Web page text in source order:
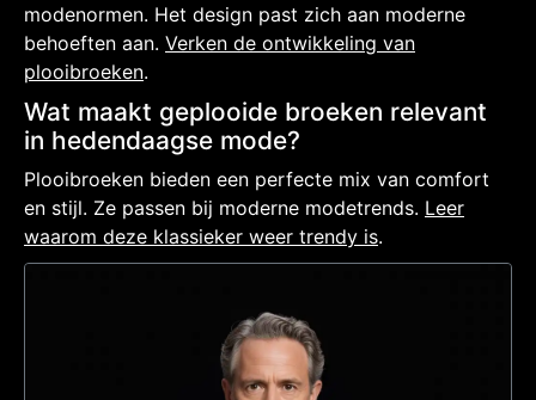
modenormen. Het design past zich aan moderne
behoeften aan. Verken de ontwikkeling van
plooibroeken.
Wat maakt geplooide broeken relevant
in hedendaagse mode?
Plooibroeken bieden een perfecte mix van comfort
en stijl. Ze passen bij moderne modetrends. Leer
waarom deze klassieker weer trendy is.